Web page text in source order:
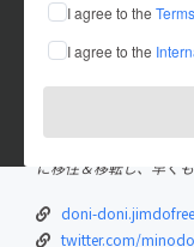
I agree to the
I agree to the
これまでに5回支援
在住国：日本 現在地
出身国：日本 出身地
はじめまして。イタリ
田美佐子です。岐阜市
に移住＆移転し、早く
doni-
twitter.com/